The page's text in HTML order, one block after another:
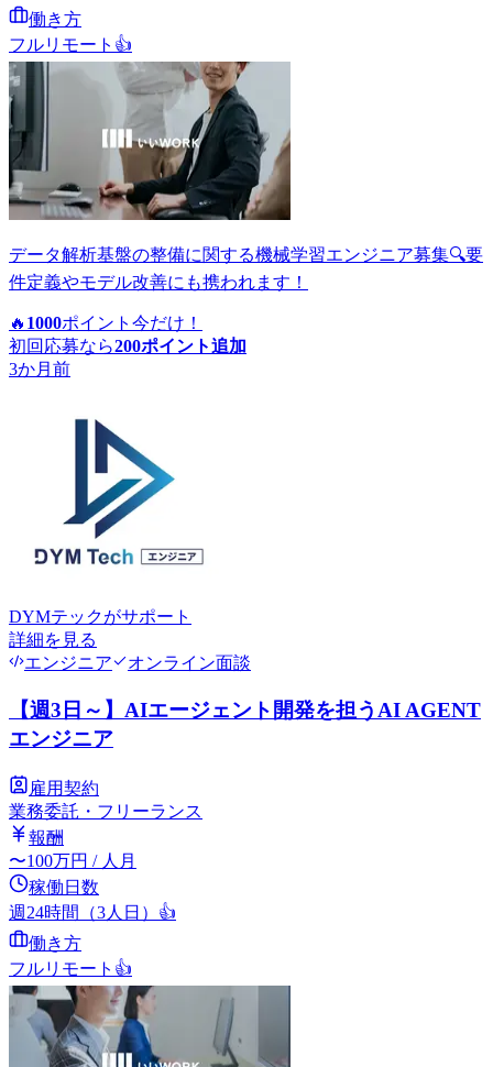
働き方
フルリモート 👍
データ解析基盤の整備に関する機械学習エンジニア募集🔍要
件定義やモデル改善にも携われます！
🔥 1000ポイント 今だけ！
初回応募なら200ポイント追加
3か月前
DYMテックがサポート
詳細を見る
エンジニア
オンライン面談
【週3日～】AIエージェント開発を担うAI AGENT
エンジニア
雇用契約
業務委託・フリーランス
報酬
〜100万円 / 人月
稼働日数
週24時間（3人日） 👍
働き方
フルリモート 👍